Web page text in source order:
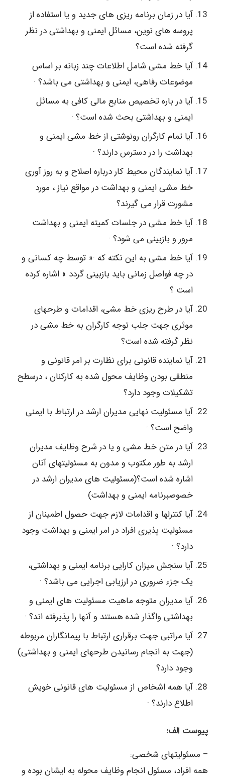
آیا در زمان برنامه ریزی های جدید و یا استفاده از
پروسه های نوین، مسائل ایمنی و بهداشتی در نظر
گرفته شده است؟
آیا خط مشی شامل اطلاعات چند زبانه بر اساس
موضوعات رفاهی، ایمنی و بهداشتی می باشد؟ ·
آیا در باره تخصیص منابع مالی کافی به مسائل
ایمنی و بهداشتی بحث شده است؟ ·
آیا تمام کارگران رونوشتی از خط مشی ایمنی و
بهداشت را در دسترس دارند؟ ·
آیا نمایندگان محیط کار درباره اصلاح و به روز آوری
خط مشی ایمنی و بهداشت در مواقع نیاز ، مورد
مشورت قرار می گیرند؟
آیا خط مشی در جلسات کمیته ایمنی و بهداشت
مرور و بازبینی می شود؟ ·
آیا خط مشی به این نکته که ·« توسط چه کسانی و
در چه فواصل زمانی باید بازبینی گردد » اشاره کرده
است ؟
آیا در طرح ریزی خط مشی، اقدامات و طرحهای
موثری جهت جلب توجه کارگران به خط مشی در
نظر گرفته شده است؟
آیا نماینده قانونی برای نظارت بر امر قانونی و
منطقی بودن وظایف محول شده به کارکنان ، درسطح
تشکیلات وجود دارد؟
آیا مسئولیت نهایی مدیران ارشد در ارتباط با ایمنی
واضح است؟ ·
آیا در متن خط مشی و یا در شرح وظایف مدیران
ارشد به طور مکتوب و مدون به مسئولیتهای آنان
اشاره شده است؟(مسئولیت های مدیران ارشد در
خصوصبرنامه ایمنی و بهداشت)
آیا کنترلها و اقدامات لازم جهت حصول اطمینان از
مسئولیت پذیری افراد در امر ایمنی و بهداشت وجود
دارد؟ ·
آیا سنجش میزان کارایی برنامه ایمنی و بهداشتی،
یک جزء ضروری در ارزیابی اجرایی می باشد؟ ·
آیا مدیران متوجه ماهیت مسئولیت های ایمنی و
بهداشتی واگذار شده هستند و آنها را پذیرفته اند؟ ·
آیا مراتبی جهت برقراری ارتباط با پیمانگاران مربوطه
(جهت به انجام رسانیدن طرحهای ایمنی و بهداشتی)
وجود دارد؟
آیا همه اشخاص از مسئولیت های قانونی خویش
اطلاع دارند؟ ·
پیوست الف:
– مسئولیتهای شخصی:
همه افراد، مسئول انجام وظایف محوله به ایشان بوده و